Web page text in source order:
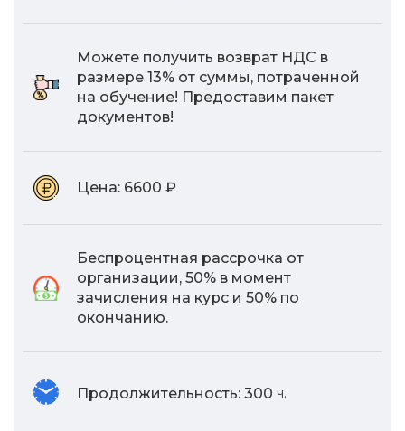
Можете получить возврат НДС в
размере 13% от суммы, потраченной
на обучение! Предоставим пакет
документов!
Цена: 6600 ₽
Беспроцентная рассрочка от
организации, 50% в момент
зачисления на курс и 50% по
окончанию.
Продолжительность: 300 ч.